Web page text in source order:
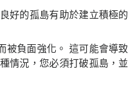
好的孤島有助於建立積極的
被負面強化。 這可能會導致
情況，您必須打破孤島，並